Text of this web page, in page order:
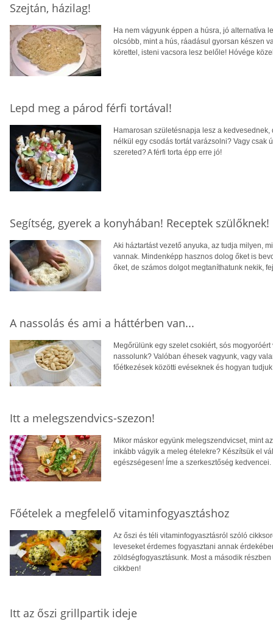
Szejtán, házilag!
Ha nem vágyunk éppen a húsra, jó alternatíva
olcsóbb, mint a hús, ráadásul gyorsan készen
körettel, isteni vacsora lesz belőle! Hóvége
Lepd meg a párod férfi tortával!
Hamarosan születésnapja lesz a
nélkül egy csodás tortát varázsolni? Vagy csak
szereted? A férfi torta épp erre jó!
Segítség, gyerek a konyhában! Receptek szülőknek!
Aki háztartást vezető anyuka, az tudja milyen,
vannak. Mindenképp hasznos dolog őket is
őket, de számos dolgot megtaníthatunk nekik,
A nassolás és ami a háttérben van...
Megőrülünk egy szelet csokiért, sós
nassolunk? Valóban éhesek vagyunk, vagy
főétkezések közötti evéseknek és hogyan
Itt a melegszendvics-szezon!
Mikor máskor együnk melegszendvicset, mint
inkább vágyik a meleg ételekre? Készítsük el
egészségesen! Íme a szerkesztőség kedvencei.
Főételek a megfelelő vitaminfogyasztáshoz
Az őszi és téli vitaminfogyasztásról szóló
leveseket érdemes fogyasztani annak
zöldségfogyasztásunk. Most a második
cikkben!
Itt az őszi grillpartik ideje